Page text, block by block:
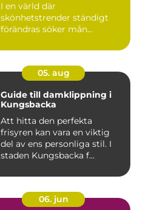
I en värld där
skönhetstrender ständigt
förändras söker mån...
05. aug
Guide till damklippning i
Kungsbacka
Att hitta den perfekta
frisyren kan vara en viktig
del av ens personliga stil. I
staden Kungsbacka f...
06. jun